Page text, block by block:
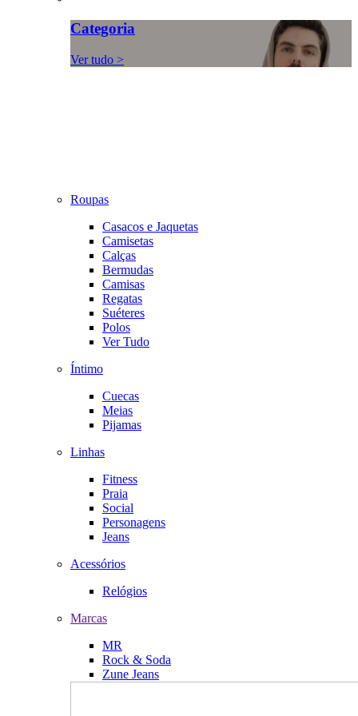
Categoria
Ver tudo >
Roupas
Casacos e Jaquetas
Camisetas
Calças
Bermudas
Camisas
Regatas
Suéteres
Polos
Ver Tudo
Íntimo
Cuecas
Meias
Pijamas
Linhas
Fitness
Praia
Social
Personagens
Jeans
Acessórios
Relógios
Marcas
MR
Rock & Soda
Zune Jeans